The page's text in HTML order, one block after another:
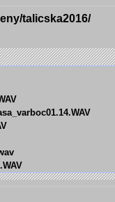
talicska2016/